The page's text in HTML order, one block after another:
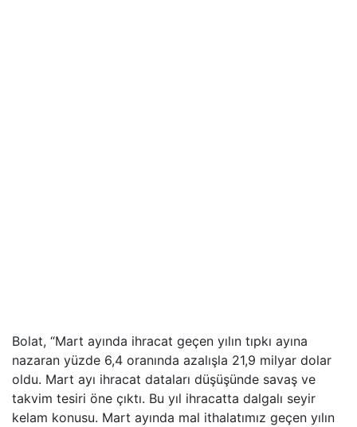
Bolat, “Mart ayında ihracat geçen yılın tıpkı ayına
nazaran yüzde 6,4 oranında azalışla 21,9 milyar dolar
oldu. Mart ayı ihracat dataları düşüşünde savaş ve
takvim tesiri öne çıktı. Bu yıl ihracatta dalgalı seyir
kelam konusu. Mart ayında mal ithalatımız geçen yılın